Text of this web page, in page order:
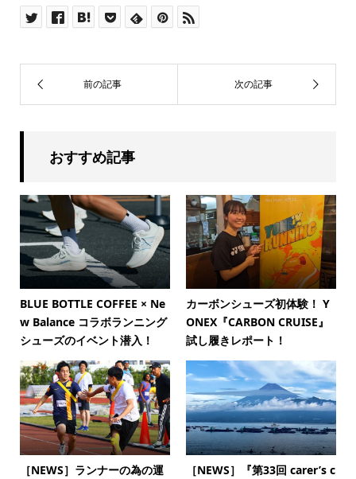
おすすめ記事
BLUE BOTTLE COFFEE × Ne
w Balance コラボランニング
シューズのイベント潜入！
カーボンシューズ初体験！ Y
ONEX『CARBON CRUISE』
試し履きレポート！
［NEWS］ランナーの為の運
［NEWS］『第33回 carer’s c